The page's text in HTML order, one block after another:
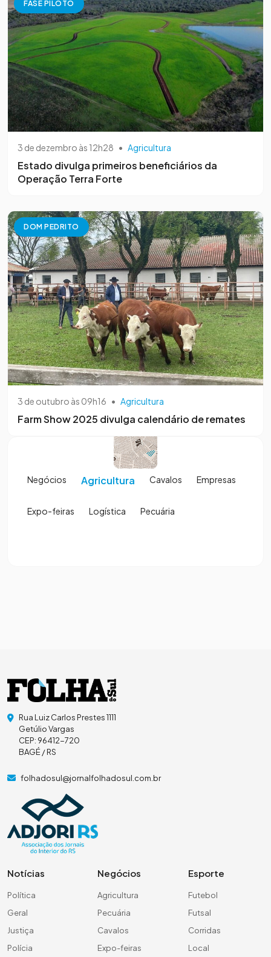
FASE PILOTO
3 de dezembro às 12h28 • Agricultura
Estado divulga primeiros beneficiários da
Operação Terra Forte
DOM PEDRITO
3 de outubro às 09h16 • Agricultura
Farm Show 2025 divulga calendário de remates
Negócios Agricultura Cavalos Empresas
Expo-feiras Logística Pecuária
Rua Luiz Carlos Prestes 1111
Getúlio Vargas
CEP: 96412-720
BAGÉ / RS
folhadosul@jornalfolhadosul.com.br
Notícias
Política
Geral
Justiça
Polícia
Negócios
Agricultura
Pecuária
Cavalos
Expo-feiras
Esporte
Futebol
Futsal
Corridas
Local